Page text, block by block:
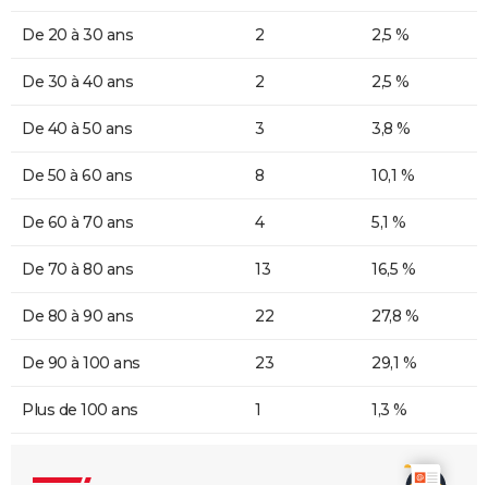
De 20 à 30 ans 2 2,5 %
De 30 à 40 ans 2 2,5 %
De 40 à 50 ans 3 3,8 %
De 50 à 60 ans 8 10,1 %
De 60 à 70 ans 4 5,1 %
De 70 à 80 ans 13 16,5 %
De 80 à 90 ans 22 27,8 %
De 90 à 100 ans 23 29,1 %
Plus de 100 ans 1 1,3 %